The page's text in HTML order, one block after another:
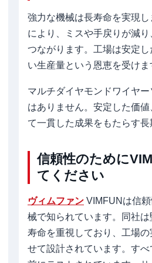
強力な機械は長寿命を実現
により、ミスや手戻りが減
つながります。工場は安定
い生産量という恩恵を受けま
マルチダイヤモンドワイヤ
はありません。安定した価
て一貫した成果をもたらす
信頼性のために
てください
ヴィムファン VIMFUNは信
械で知られています。同社
寿命を重視しており、工場
せて設計されています。す